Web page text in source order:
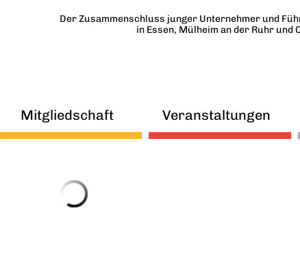
Der Zusammenschluss junger Unternehmer und
in Essen, Mülheim an der Ruhr und
Mitgliedschaft
Mitmachen
Veranstaltungen